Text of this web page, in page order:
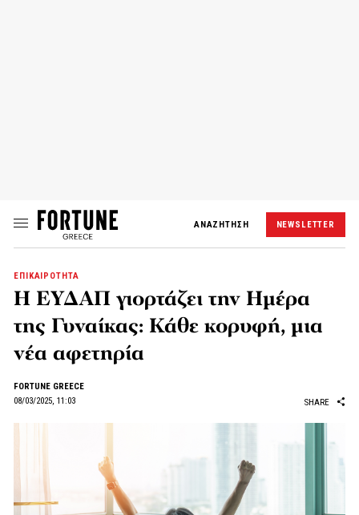
ΑΝΑΖΗΤΗΣΗ NEWSLETTER
ΕΠΙΚΑΙΡΟΤΗΤΑ
Η ΕΥΔΑΠ γιορτάζει την Ημέρα
της Γυναίκας: Κάθε κορυφή, μια
νέα αφετηρία
FORTUNE GREECE
08/03/2025, 11:03
SHARE